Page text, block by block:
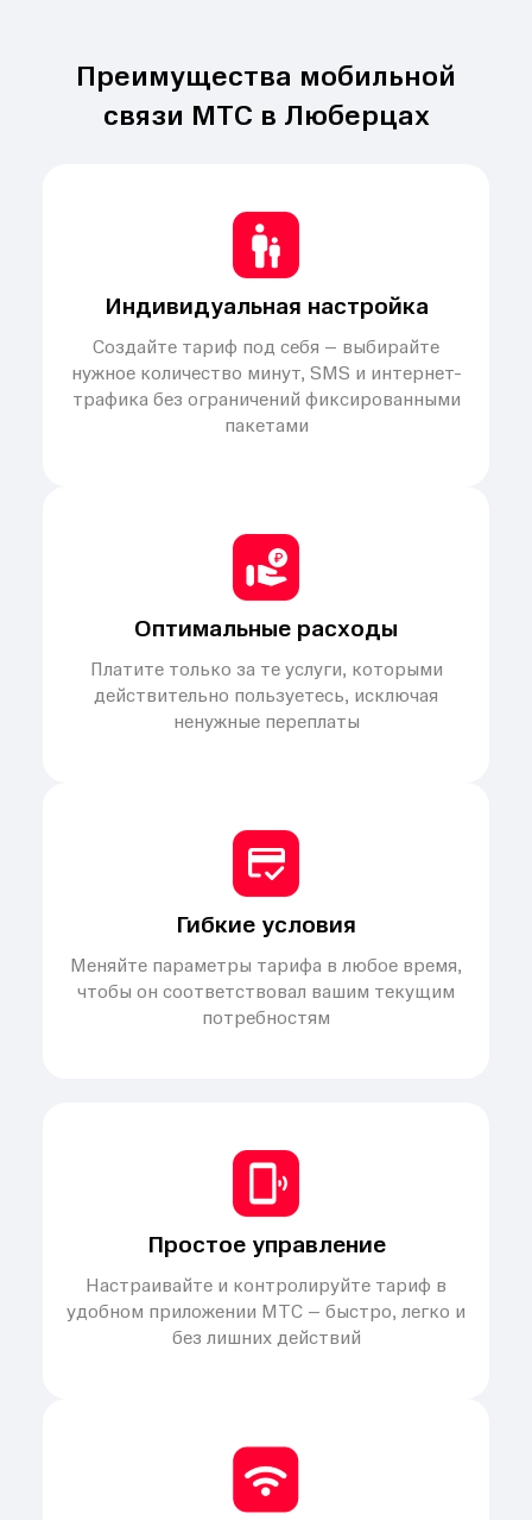
Преимущества мобильной
связи МТС в Люберцах
Индивидуальная настройка
Создайте тариф под себя – выбирайте
нужное количество минут, SMS и интернет-
трафика без ограничений фиксированными
пакетами
Оптимальные расходы
Платите только за те услуги, которыми
действительно пользуетесь, исключая
ненужные переплаты
Гибкие условия
Меняйте параметры тарифа в любое время,
чтобы он соответствовал вашим текущим
потребностям
Простое управление
Настраивайте и контролируйте тариф в
удобном приложении МТС – быстро, легко и
без лишних действий